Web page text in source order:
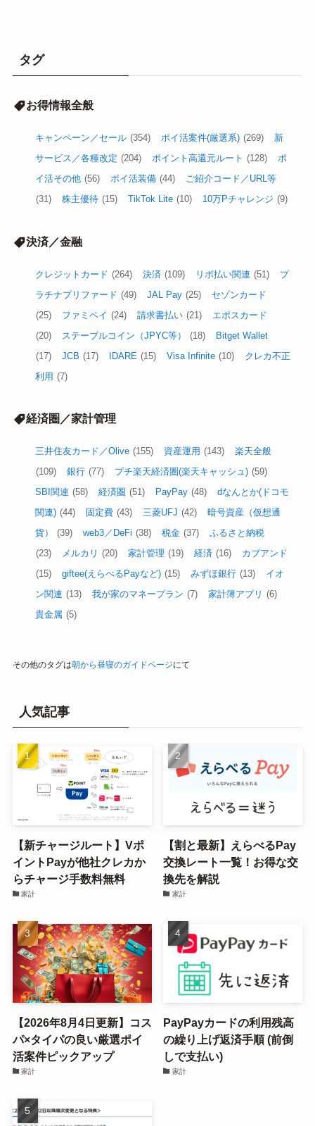
タグ
お得情報全般
キャンペーン／セール (354) ポイ活案件(厳選系) (269)
新
サービス／各種改定 (204) ポイント高還元ルート (128)
ポ
イ活その他 (56) ポイ活装備 (44)
ご紹介コード／URL等
(31)
株主優待 (15) TikTok Lite (10) 10万Pチャレンジ (9)
決済／金融
クレジットカード (264) 決済 (109) リボ払い関連 (51)
プ
ラチナプリファード (49) JAL Pay (25)
セゾンカード
(25)
ファミペイ (24) 請求書払い (21)
エポスカード
(20)
ステーブルコイン（JPYC等） (18)
Bitget Wallet
(17)
JCB (17) IDARE (15) Visa Infinite (10)
クレカ不正
利用 (7)
経済圏／家計管理
三井住友カード／Olive (155) 資産運用 (143)
楽天全般
(109)
銀行 (77) プチ楽天経済圏(楽天キャッシュ) (59)
SBI関連 (58) 経済圏 (51) PayPay (48)
dなんとか(ドコモ
関連) (44) 固定費 (43) 三菱UFJ (42)
暗号資産（仮想通
貨）
(39) web3／DeFi (38) 税金 (37)
ふるさと納税
(23)
メルカリ (20) 家計管理 (19) 経済 (16)
カブアンド
(15)
giftee(えらべるPayなど) (15) みずほ銀行 (13)
イオ
ン関連 (13) 我が家のマネープラン (7) 家計簿アプリ (6)
貴金属 (5)
その他のタグは朝から昼寝のガイドページにて
人気記事
【新チャージルート】Vポ
イントPayが他社クレカか
らチャージ手数料無料
家計
【割と最新】えらべるPay
交換レート一覧！お得な交
換先を解説
家計
【2026年8月4日更新】コス
パ×タイパの良い厳選ポイ
活案件ピックアップ
家計
PayPayカードの利用残高
の繰り上げ返済手順 (前倒
しで支払い)
家計